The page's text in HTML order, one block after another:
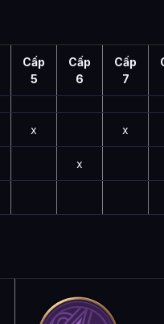
Cấp
5
Cấp
6
Cấp
7
x x
x